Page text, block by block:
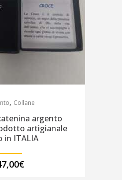
, Collane
argento
artigianale
in ITALIA
€